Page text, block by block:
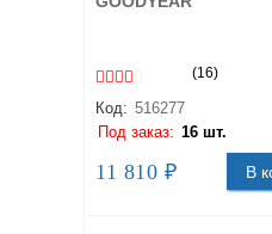
(16)
Код: 516277
Под заказ: 16 шт.
11 810 ₽ В